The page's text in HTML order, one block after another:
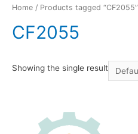
Home / Products tagged “CF2055”
CF2055
Showing the single result